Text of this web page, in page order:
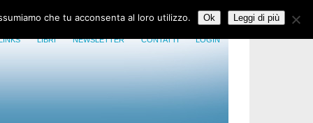
LIBRI NEWSLETTER CONTATTI LOGIN
che tu acconsenta al loro utilizzo. Ok Leggi di più